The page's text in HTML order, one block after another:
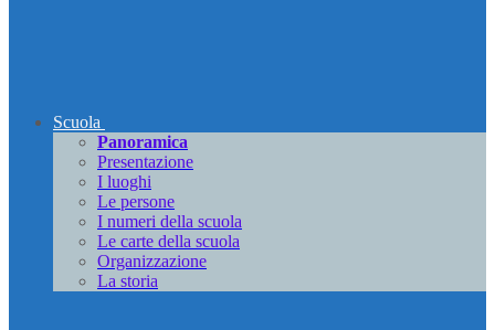
Scuola
Panoramica
Presentazione
I luoghi
Le persone
I numeri della scuola
Le carte della scuola
Organizzazione
La storia